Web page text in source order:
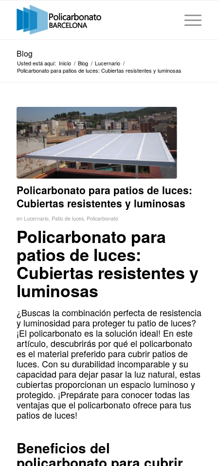
Blog
Usted está aquí: Inicio / Blog / Lucernario /
Policarbonato para patios de luces: Cubiertas resistentes y luminosas
Policarbonato para patios de luces:
Cubiertas resistentes y luminosas
en Lucernario, Patio de luces, Policarbonato
Policarbonato para
patios de luces:
Cubiertas resistentes y
luminosas
¿Buscas la combinación perfecta de resistencia
y luminosidad para proteger tu patio de luces?
¡El policarbonato es la solución ideal! En este
artículo, descubrirás por qué el policarbonato
es el material preferido para cubrir patios de
luces. Con su durabilidad incomparable y su
capacidad para dejar pasar la luz natural, estas
cubiertas proporcionan un espacio luminoso y
protegido. ¡Prepárate para conocer todas las
ventajas que el policarbonato ofrece para tus
patios de luces!
Beneficios del